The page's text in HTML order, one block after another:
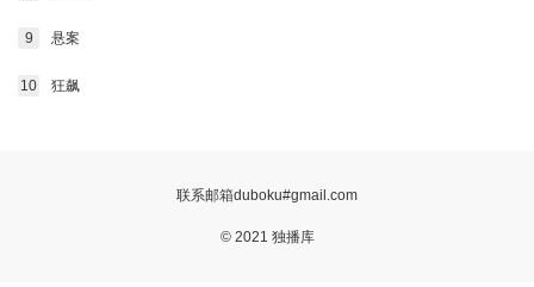
9 悬案
10 狂飙
联系邮箱duboku#gmail.com
© 2021 独播库